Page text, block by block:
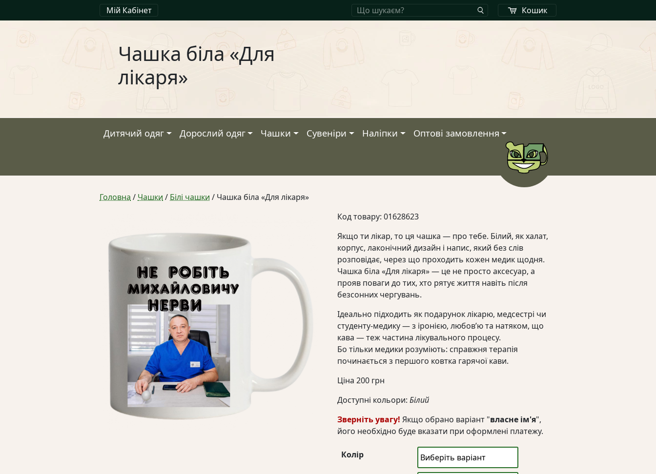
Мій Кабінет Кошик
Чашка біла «Для
лікаря»
Дитячий одяг Дорослий одяг Чашки Сувеніри Наліпки Оптові замовлення
Головна / Чашки / Білі чашки / Чашка біла «Для лікаря»
Код товару: 01628623
Якщо ти лікар, то ця чашка — про тебе. Білий, як халат,
корпус, лаконічний дизайн і напис, який без слів
розповідає, через що проходить кожен медик щодня.
Чашка біла «Для лікаря» — це не просто аксесуар, а
прояв поваги до тих, хто рятує життя навіть після
безсонних чергувань.
Ідеально підходить як подарунок лікарю, медсестрі чи
студенту-медику — з іронією, любов’ю та натяком, що
кава — теж частина лікувального процесу.
Бо тільки медики розуміють: справжня терапія
починається з першого ковтка гарячої кави.
Ціна 200 грн
Доступні кольори: Білий
Зверніть увагу! Якщо обрано варіант "власне ім'я",
його необхідно буде вказати при оформлені платежу.
Колір